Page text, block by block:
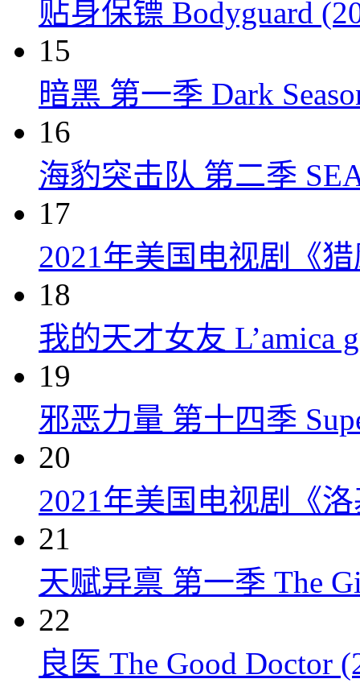
贴身保镖 Bodyguard
15
暗黑 第一季 Dark
16
海豹突击队 第二季
17
2021年美国电视剧《
18
我的天才女友 L’amica
19
邪恶力量 第十四季
20
2021年美国电视剧《
21
天赋异禀 第一季 The
22
良医 The Good Doctor